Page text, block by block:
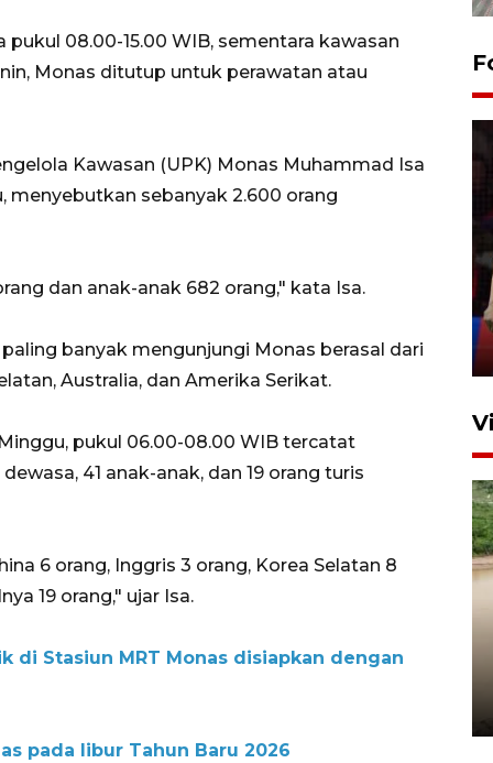
08.00-15.00 WIB, sementara kawasan
Monas ditutup untuk perawatan atau
Kawasan (UPK) Monas Muhammad Isa
menyebutkan sebanyak 2.600 orang
dan anak-anak 682 orang," kata Isa.
banyak mengunjungi Monas berasal dari
Australia, dan Amerika Serikat.
pukul 06.00-08.00 WIB tercatat
41 anak-anak, dan 19 orang turis
6 orang, Inggris 3 orang, Korea Selatan 8
19 orang," ujar Isa.
di Stasiun MRT Monas disiapkan dengan
pada libur Tahun Baru 2026
upaya pelestarian budaya di
11 April 2026
timnas Ramadhan Sananta